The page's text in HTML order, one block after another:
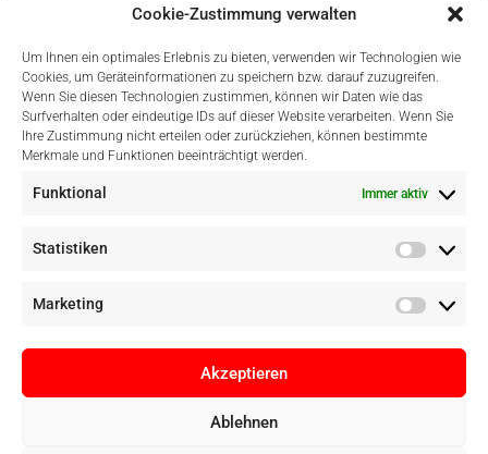
Cookie-Zustimmung verwalten
Um Ihnen ein optimales Erlebnis zu bieten, verwenden wir Technologien wie
Cookies, um Geräteinformationen zu speichern bzw. darauf zuzugreifen.
Wenn Sie diesen Technologien zustimmen, können wir Daten wie das
Surfverhalten oder eindeutige IDs auf dieser Website verarbeiten. Wenn Sie
Ihre Zustimmung nicht erteilen oder zurückziehen, können bestimmte
Merkmale und Funktionen beeinträchtigt werden.
Funktional Immer aktiv
Statistiken
Marketing
Akzeptieren
Ablehnen
Einfach Online Bezahlen